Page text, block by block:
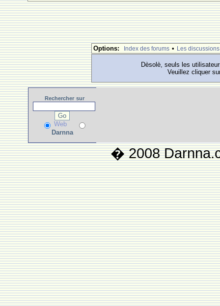
Options: Index des forums • Les discussions
Dèsolè, seuls les
Veuillez cliquer
Rechercher sur
Web
Darnna
� 2008